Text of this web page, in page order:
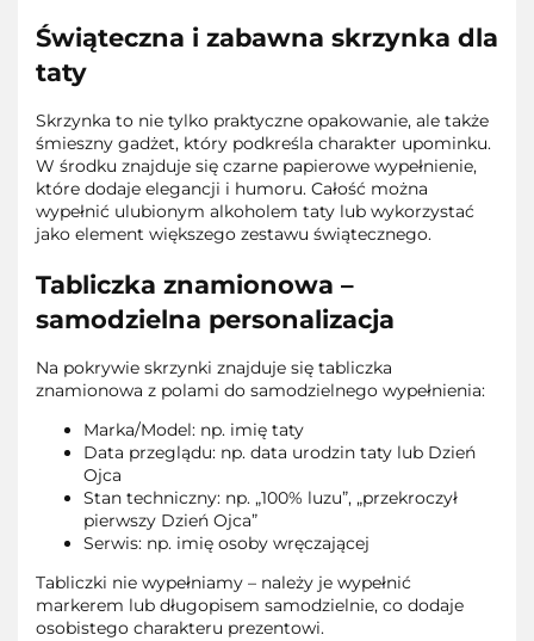
Świąteczna i zabawna skrzynka dla
taty
Skrzynka to nie tylko praktyczne opakowanie, ale także
śmieszny gadżet, który podkreśla charakter upominku.
W środku znajduje się czarne papierowe wypełnienie,
które dodaje elegancji i humoru. Całość można
wypełnić ulubionym alkoholem taty lub wykorzystać
jako element większego zestawu świątecznego.
Tabliczka znamionowa –
samodzielna personalizacja
Na pokrywie skrzynki znajduje się tabliczka
znamionowa z polami do samodzielnego wypełnienia:
Marka/Model: np. imię taty
Data przeglądu: np. data urodzin taty lub Dzień
Ojca
Stan techniczny: np. „100% luzu”, „przekroczył
pierwszy Dzień Ojca”
Serwis: np. imię osoby wręczającej
Tabliczki nie wypełniamy – należy je wypełnić
markerem lub długopisem samodzielnie, co dodaje
osobistego charakteru prezentowi.